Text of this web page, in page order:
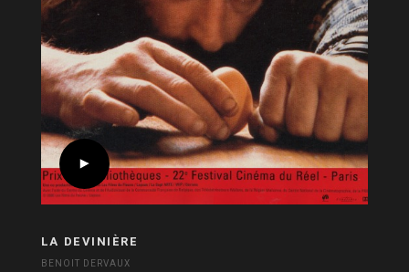
LA DEVINIÈRE
BENOIT DERVAUX